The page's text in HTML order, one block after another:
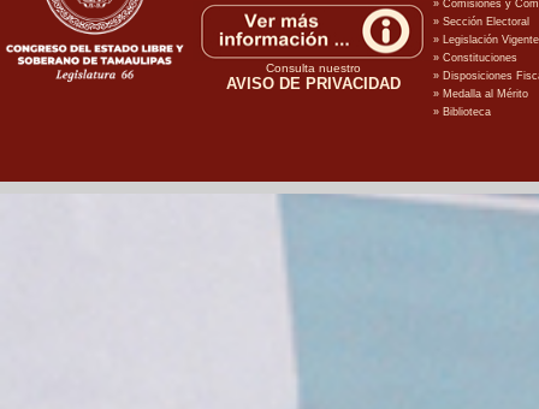
Consulta nuestro
AVISO DE PRIVACIDAD